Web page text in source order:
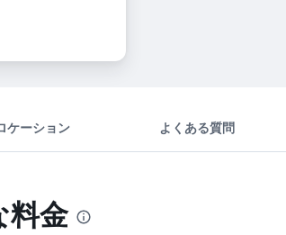
ケーション よくある質問
料金